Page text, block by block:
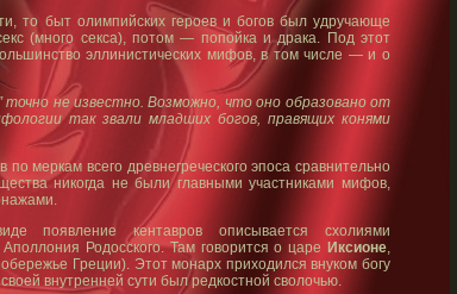
то быт олимпийских героев и богов был удручающе
(много секса), потом — попойка и драка. Под этот
эллинистических мифов, в том числе — и о
точно не известно. Возможно, что оно образовано от
так звали младших богов, правящих конями
меркам всего древнегреческого эпоса сравнительно
никогда не были главными участниками мифов,
появление кентавров описывается схолиями
Родосского. Там говорится о царе Иксионе,
Греции). Этот монарх приходился внуком богу
внутренней сути был редкостной сволочью.